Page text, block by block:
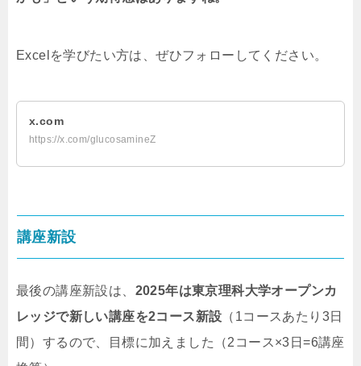
Excelを学びたい方は、ぜひフォローしてください。
x.com
https://x.com/glucosamineZ
講座新設
最後の講座新設は、 2025年は東京理科大学オープンカ
レッジで新しい講座を2コース新設 （1コースあたり3日
間）するので、目標に加えました（2コース×3日=6講座